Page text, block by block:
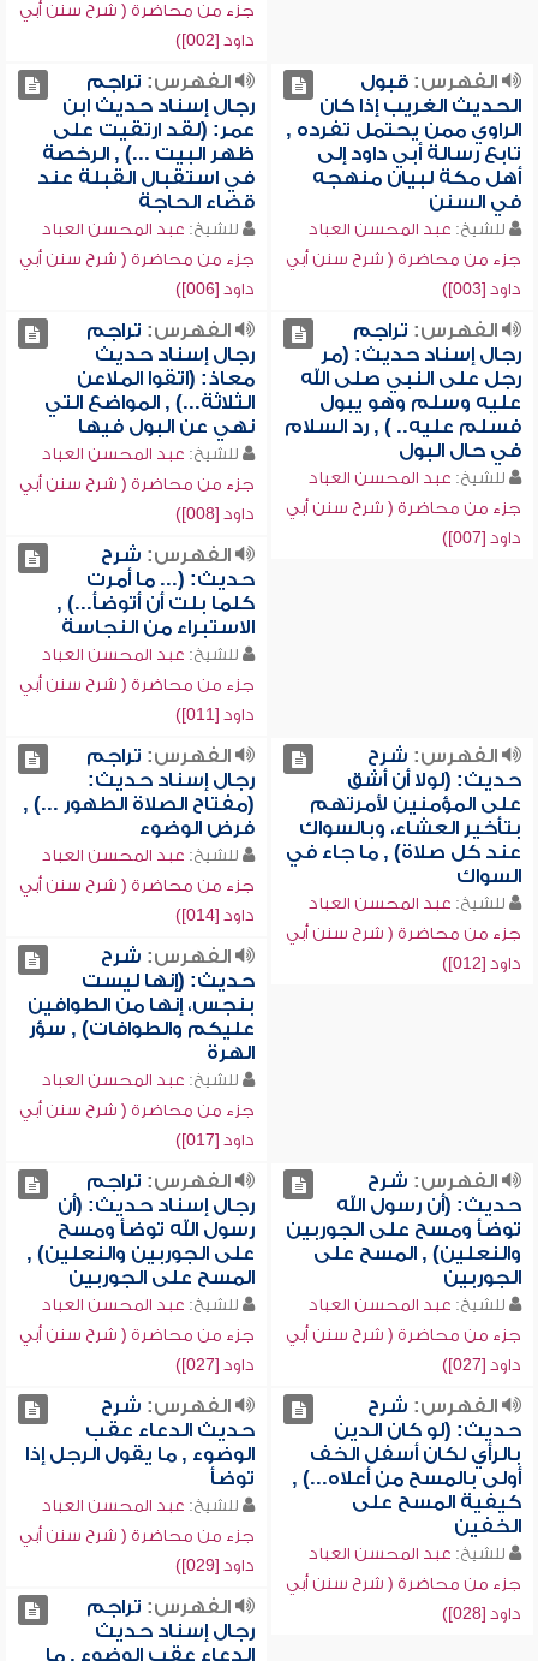
جزء من محاضرة ( شرح سنن أبي
داود [002])
الفهرس:قبول
الحديث الغريب إذا كان
الراوي ممن يحتمل تفرده ,
تابع رسالة أبي داود إلى
أهل مكة لبيان منهجه
في السنن
للشيخ: عبد المحسن العباد
جزء من محاضرة ( شرح سنن أبي
داود [003])
الفهرس: تراجم
رجال إسناد حديث ابن
عمر: (لقد ارتقيت على
ظهر البيت ...) , الرخصة
في استقبال القبلة عند
قضاء الحاجة
للشيخ: عبد المحسن العباد
جزء من محاضرة ( شرح سنن أبي
داود [006])
الفهرس: تراجم
رجال إسناد حديث: (مر
رجل على النبي صلى الله
عليه وسلم وهو يبول
فسلم عليه.. ) , رد السلام
في حال البول
للشيخ: عبد المحسن العباد
جزء من محاضرة ( شرح سنن أبي
داود [007])
الفهرس: تراجم
رجال إسناد حديث
معاذ: (اتقوا الملاعن
الثلاثة...) , المواضع التي
نهي عن البول فيها
للشيخ: عبد المحسن العباد
جزء من محاضرة ( شرح سنن أبي
داود [008])
الفهرس: شرح
حديث: (... ما أمرت
كلما بلت أن أتوضأ...) ,
الاستبراء من النجاسة
للشيخ: عبد المحسن العباد
جزء من محاضرة ( شرح سنن أبي
داود [011])
الفهرس: شرح
حديث: (لولا أن أشق
على المؤمنين لأمرتهم
بتأخير العشاء، وبالسواك
عند كل صلاة) , ما جاء في
السواك
للشيخ: عبد المحسن العباد
جزء من محاضرة ( شرح سنن أبي
داود [012])
الفهرس: تراجم
رجال إسناد حديث:
(مفتاح الصلاة الطهور ...) ,
فرض الوضوء
للشيخ: عبد المحسن العباد
جزء من محاضرة ( شرح سنن أبي
داود [014])
الفهرس: شرح
حديث: (إنها ليست
بنجس، إنها من الطوافين
عليكم والطوافات) , سؤر
الهرة
للشيخ: عبد المحسن العباد
جزء من محاضرة ( شرح سنن أبي
داود [017])
الفهرس: شرح
حديث: (أن رسول الله
توضأ ومسح على الجوربين
والنعلين) , المسح على
الجوربين
للشيخ: عبد المحسن العباد
جزء من محاضرة ( شرح سنن أبي
داود [027])
الفهرس: تراجم
رجال إسناد حديث: (أن
رسول الله توضأ ومسح
على الجوربين والنعلين) ,
المسح على الجوربين
للشيخ: عبد المحسن العباد
جزء من محاضرة ( شرح سنن أبي
داود [027])
الفهرس: شرح
حديث: (لو كان الدين
بالرأي لكان أسفل الخف
أولى بالمسح من أعلاه...) ,
كيفية المسح على
الخفين
للشيخ: عبد المحسن العباد
جزء من محاضرة ( شرح سنن أبي
داود [028])
الفهرس: شرح
حديث الدعاء عقب
الوضوء , ما يقول الرجل إذا
توضأ
للشيخ: عبد المحسن العباد
جزء من محاضرة ( شرح سنن أبي
داود [029])
الفهرس: تراجم
رجال إسناد حديث
الدعاء عقب الوضوء , ما